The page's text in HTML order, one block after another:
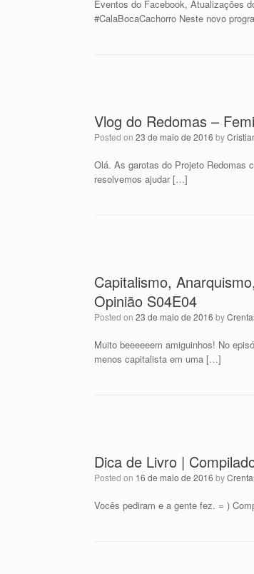
Eventos do Facebook, Atualizações
#CalaBocaCachorro Neste novo
Vlog do Redomas –
Posted on 23 de maio de 2016 by
Olá. As garotas do Projeto Redomas
resolvemos ajudar […]
Capitalismo,
Opinião S04E04
Posted on 23 de maio de 2016 by
Muito beeeeeem amiguinhos! No
menos capitalista em uma […]
Dica de Livro |
Posted on 16 de maio de 2016 by
Vocês pediram e a gente fez. = )